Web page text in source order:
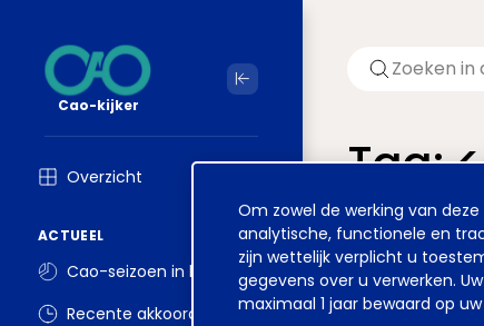
Cookie
melding
Om zowel de werking van
analytische, functionele en
zijn wettelijk verplicht u
gegevens over u verwerken.
maximaal 1 jaar bewaard op
Cao-kijker
Overzicht
ACTUEEL
Cao-seizoen in beeld
Recente akkoorden
Tag:
Welkom op
Disclaimer